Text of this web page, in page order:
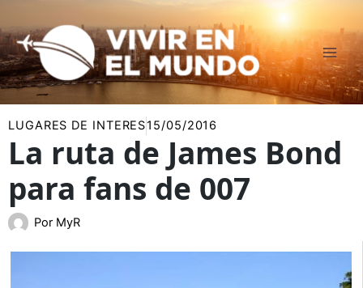
al
contenido
LUGARES DE INTERES15/05/2016
La ruta de James Bond
para fans de 007
Por MyR